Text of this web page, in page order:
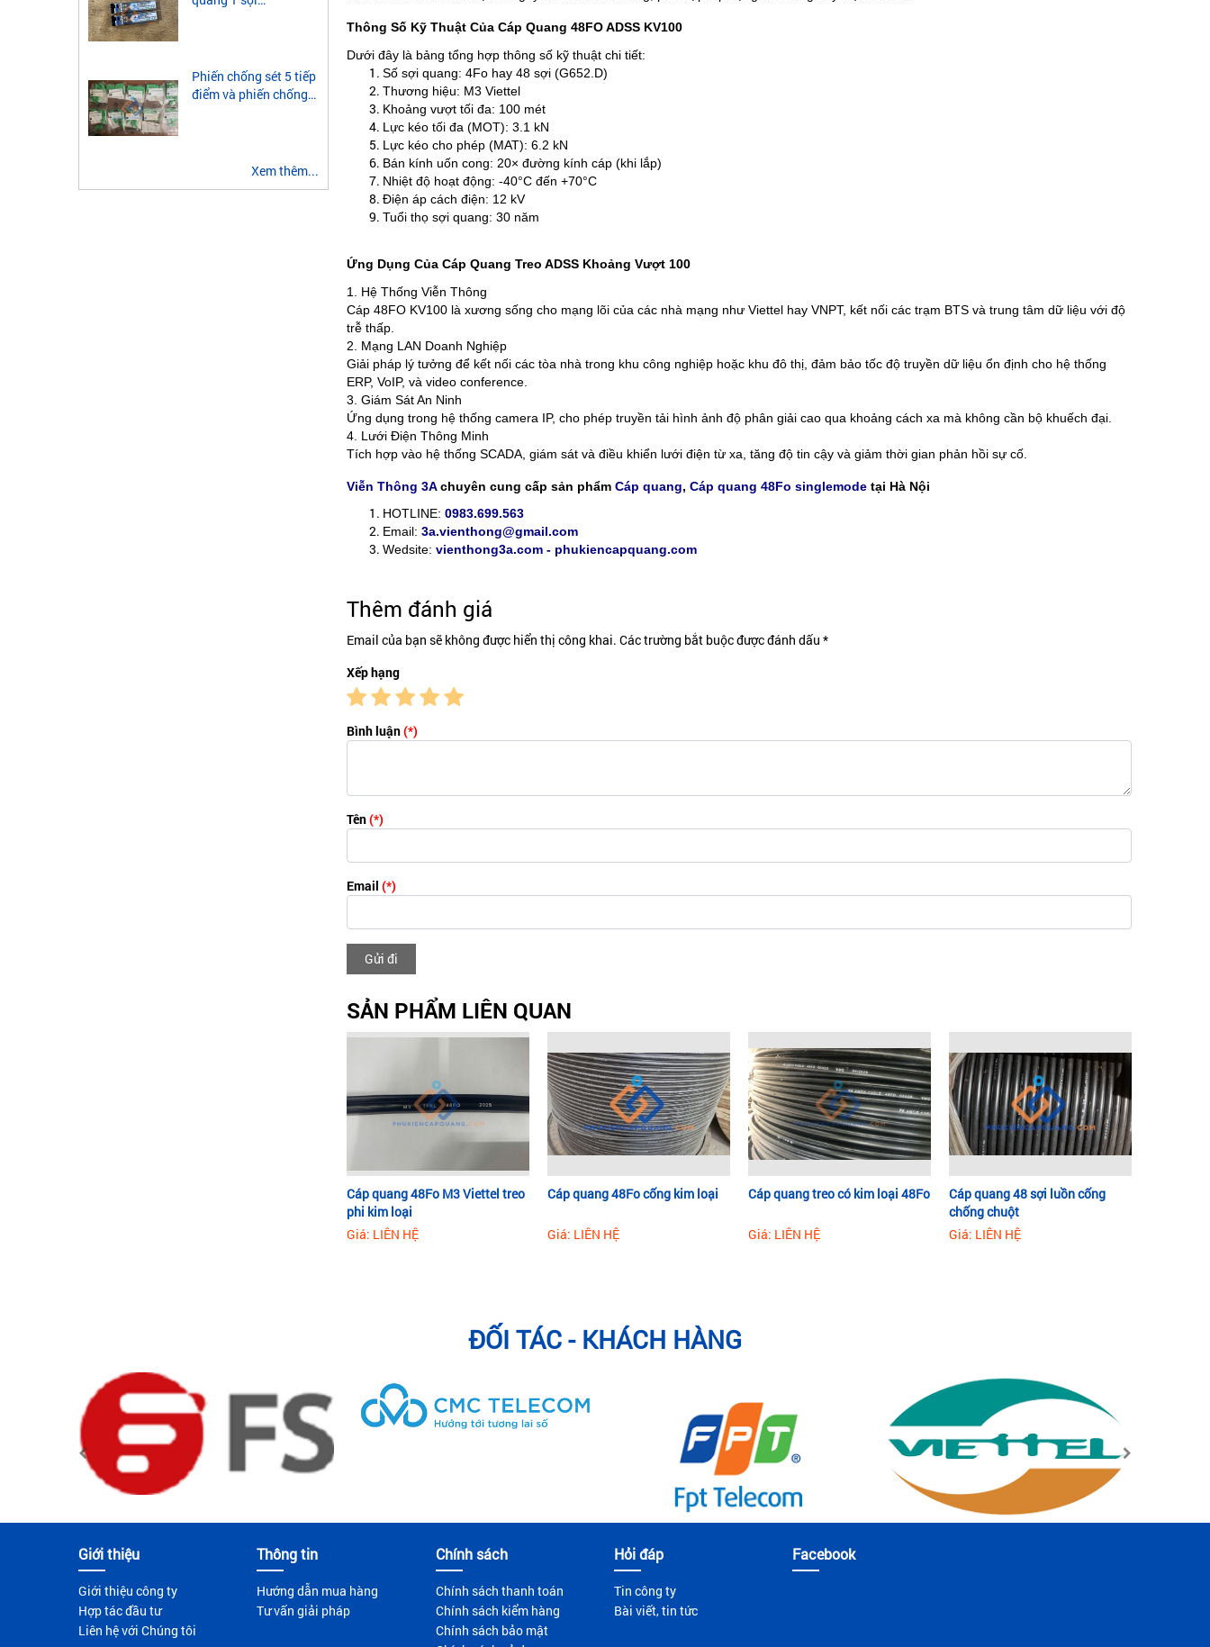
Phiến chống sét 5 tiếp
điểm và phiến chống
Xem thêm...
Thông Số Kỹ Thuật Của Cáp Quang 48FO ADSS KV100
Dưới đây là bảng tổng hợp thông số kỹ thuật chi tiết:
Số sợi quang: 4Fo hay 48 sợi (G652.D)
Thương hiệu: M3 Viettel
Khoảng vượt tối đa: 100 mét
Lực kéo tối đa (MOT): 3.1 kN
Lực kéo cho phép (MAT): 6.2 kN
Bán kính uốn cong: 20× đường kính cáp (khi lắp)
Nhiệt độ hoạt động: -40°C đến +70°C
Điện áp cách điện: 12 kV
Tuổi thọ sợi quang: 30 năm
Ứng Dụng Của Cáp Quang Treo ADSS Khoảng Vượt 100
1. Hệ Thống Viễn Thông
Cáp 48FO KV100 là xương sống cho mạng lõi của các nhà mạng như Viettel hay VNPT, kết nối các trạm BTS và trung tâm dữ liệu với độ
trễ thấp.
2. Mạng LAN Doanh Nghiệp
Giải pháp lý tưởng để kết nối các tòa nhà trong khu công nghiệp hoặc khu đô thị, đảm bảo tốc độ truyền dữ liệu ổn định cho hệ thống
ERP, VoIP, và video conference.
3. Giám Sát An Ninh
Ứng dụng trong hệ thống camera IP, cho phép truyền tải hình ảnh độ phân giải cao qua khoảng cách xa mà không cần bộ khuếch đại.
4. Lưới Điện Thông Minh
Tích hợp vào hệ thống SCADA, giám sát và điều khiển lưới điện từ xa, tăng độ tin cậy và giảm thời gian phản hồi sự cố.
Viễn Thông 3Achuyên cung cấp sản phẩm Cáp quang, Cáp quang 48Fo singlemodetại Hà Nội
HOTLINE: 0983.699.563
Email: 3a.vienthong@gmail.com
Wedsite: vienthong3a.com - phukiencapquang.com
Thêm đánh giá
Email của bạn sẽ không được hiển thị công khai. Các trường bắt buộc được đánh dấu *
Xếp hạng
Bình luận(*)
Tên(*)
Email (*)
Gửi đi
SẢN PHẨM LIÊN QUAN
Cáp quang 48Fo M3 Viettel treo
phi kim loại
Giá: LIÊN HỆ
Cáp quang 48Fo cống kim loại
Giá: LIÊN HỆ
Cáp quang treo có kim loại 48Fo
Giá: LIÊN HỆ
Cáp quang 48 sợi luồn cống
chống chuột
Giá: LIÊN HỆ
ĐỐI TÁC - KHÁCH HÀNG
Giới thiệu
Giới thiệu công ty
Hợp tác đầu tư
Liên hệ với Chúng tôi
Thông tin
Hướng dẫn mua hàng
Tư vấn giải pháp
Chính sách
Chính sách thanh toán
Chính sách kiểm hàng
Chính sách bảo mật
Hỏi đáp
Tin công ty
Bài viết, tin tức
Facebook